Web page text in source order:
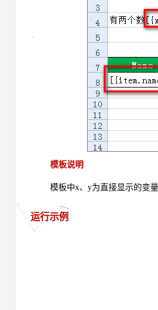
模板说明
模板中x、 y为直接显示的变量
运行示例